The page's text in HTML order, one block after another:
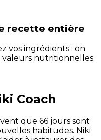
recette entière
vos ingrédients : on
nutritionnelles.
Coach
que 66 jours sont
habitudes. Niki